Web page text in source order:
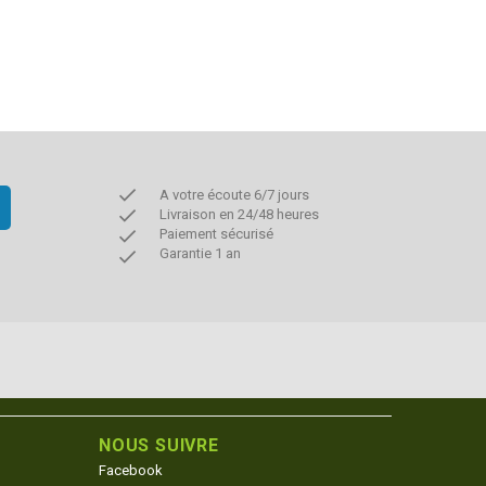
done A votre écoute 6/7 jours
done Livraison en 24/48 heures
done Paiement sécurisé
done Garantie 1 an
NOUS SUIVRE
Facebook